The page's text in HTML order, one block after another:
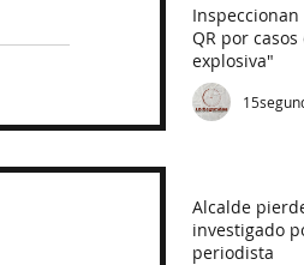
QR por
explosiva"
Alcalde
investigado
periodista